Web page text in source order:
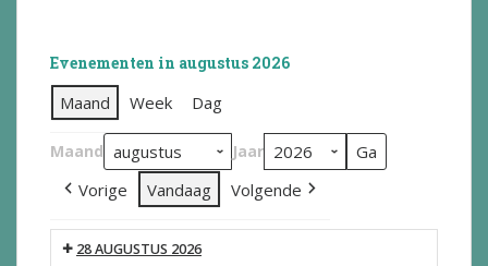
Evenementen in augustus 2026
Maand Week Dag
Maand Jaar
Vorige Vandaag Volgende
28 AUGUSTUS 2026